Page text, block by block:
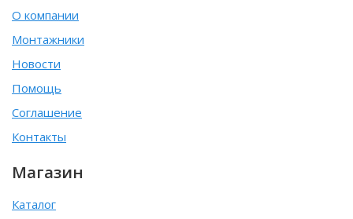
О компании
Монтажники
Новости
Помощь
Соглашение
Контакты
Магазин
Каталог